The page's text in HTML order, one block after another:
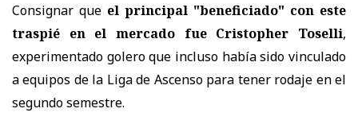
Consignar que el principal "beneficiado" con este
traspié en el mercado fue Cristopher Toselli,
experimentado golero que incluso había sido vinculado
a equipos de la Liga de Ascenso para tener rodaje en el
segundo semestre.